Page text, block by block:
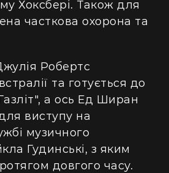
Хоксбері. Також для
часткова охорона та
Робертс
та готується до
а ось Ед Ширан
виступу на
музичного
Гудинські, з яким
довгого часу.